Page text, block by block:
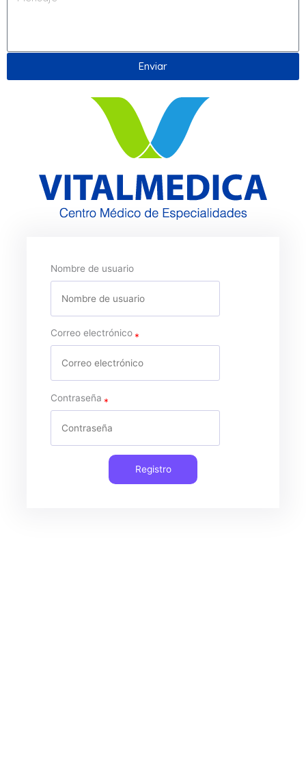
Enviar
Nombre de usuario
Correo electrónico
Contraseña
Registro